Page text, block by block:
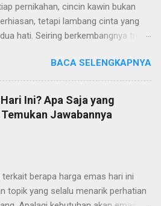
pernikahan, cincin kawin bukan
tetapi lambang cinta yang
hati. Seiring berkembangnya tren
dalam memilih wedding ring
hanya cantik, tetapi juga memiliki
Di antara banyaknya pilihan
The Palace Jeweler berhasil
dengan koleksi wedding ring
tidak hanya estetis, tapi juga sarat
cincin didesain dengan filosofi
BACA SELENGKAPNYA
Ini? Apa Saja yang
Jawabannya
berapa harga emas hari ini
topik yang selalu menarik perhatian